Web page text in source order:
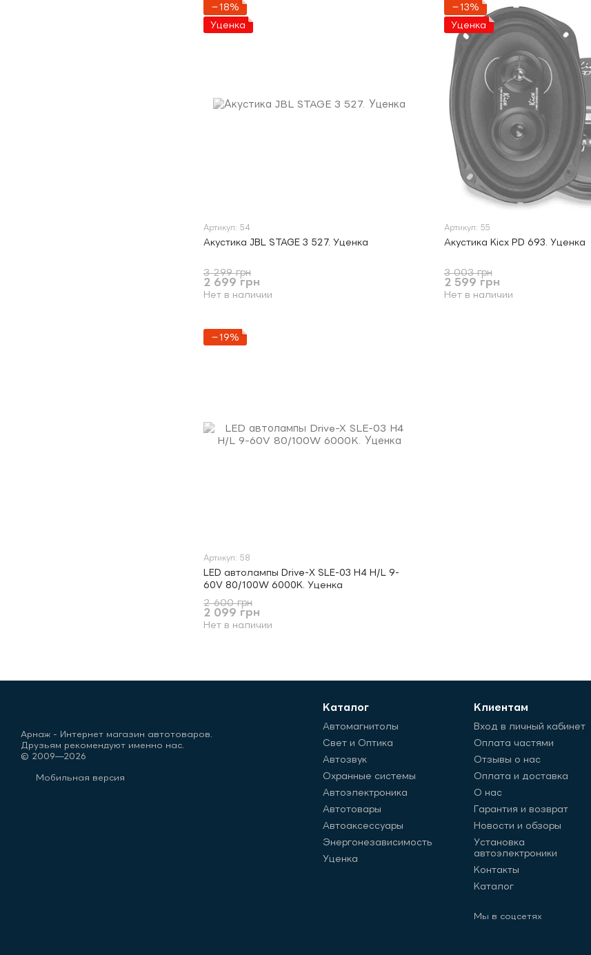
−18%
Уценка
Артикул: 54
Акустика JBL STAGE 3 527. Уценка
3 299 грн
2 699 грн
Нет в наличии
−13%
Уценка
Артикул: 55
Акустика Kicx PD 693. Уценка
3 003 грн
2 599 грн
Нет в наличии
−19%
Артикул: 58
LED автолампы Drive-X SLE-03 H4 H/L 9-
60V 80/100W 6000K. Уценка
2 600 грн
2 099 грн
Нет в наличии
Арнаж - Интернет магазин автотоваров.
Друзьям рекомендуют именно нас.
© 2009—2026
Мобильная версия
Каталог
Автомагнитолы
Свет и Оптика
Автозвук
Охранные системы
Автоэлектроника
Автотовары
Автоаксессуары
Энергонезависимость
Уценка
Клиентам
Вход в личный кабинет
Оплата частями
Отзывы о нас
Оплата и доставка
О нас
Гарантия и возврат
Новости и обзоры
Установка
автоэлектроники
Контакты
Каталог
Мы в соцсетях